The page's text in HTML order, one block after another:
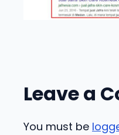
Leave a
You must be